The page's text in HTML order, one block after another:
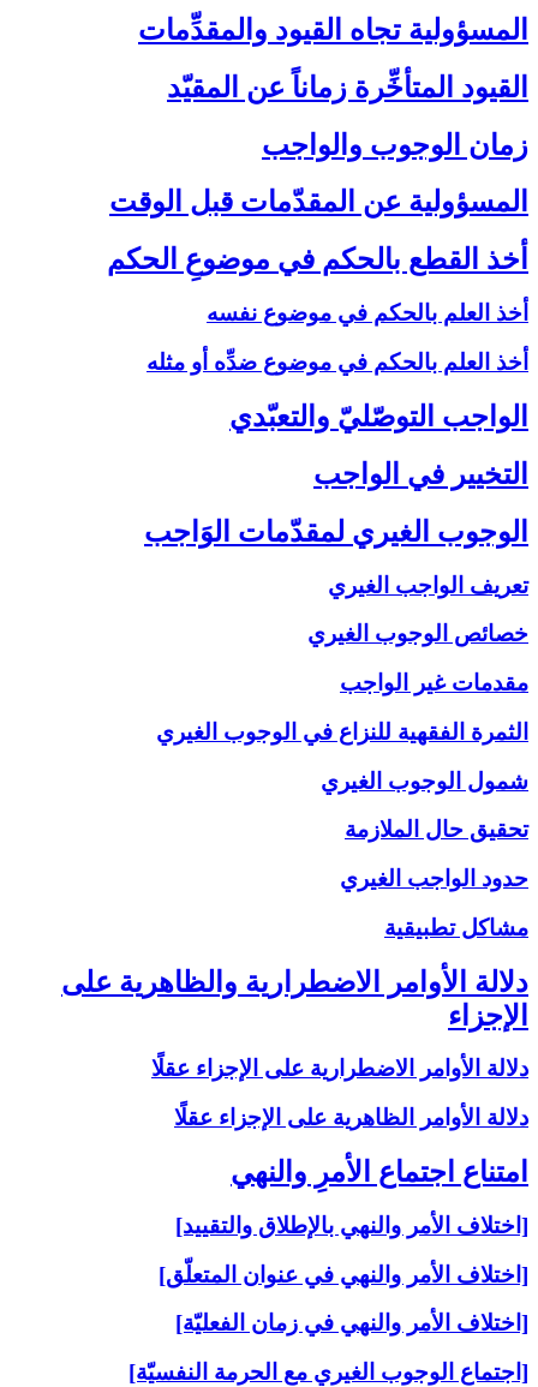
المسؤولية تجاه القيود والمقدِّمات‏
القيود المتأخِّرة زماناً عن المقيّد
زمان الوجوب والواجب‏
المسؤولية عن المقدّمات قبل الوقت‏
أخذ القطع بالحكم في موضوعِ الحكم‏
أخذ العلم بالحكم في موضوع نفسه
أخذ العلم بالحكم في موضوع ضدِّه أو مثله
الواجب التوصّليّ والتعبّدي‏
التخيير في الواجب‏
الوجوب الغيري لمقدّمات الوَاجب‏
تعريف الواجب الغيري
خصائص الوجوب الغيري
مقدمات غير الواجب
الثمرة الفقهية للنزاع في الوجوب الغيري
شمول الوجوب الغيري
تحقيق حال الملازمة
حدود الواجب الغيري
مشاكل تطبيقية
دلالة الأوامر الاضطرارية والظاهرية على
الإجزاء
دلالة الأوامر الاضطرارية على الإجزاء عقلًا
دلالة الأوامر الظاهرية على الإجزاء عقلًا
امتناع اجتماع الأمرِ والنهي‏
[اختلاف الأمر والنهي بالإطلاق والتقييد]
[اختلاف الأمر والنهي في عنوان المتعلّق]
[اختلاف الأمر والنهي في زمان الفعليّة]
[اجتماع الوجوب الغيري مع الحرمة النفسيّة]